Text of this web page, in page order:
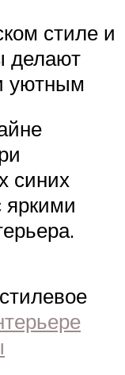
стиле и
делают
уютным
синих
яркими